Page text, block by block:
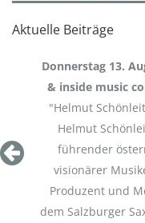
Aktuelle Beiträge
Donnerstag 13.
& inside music
"Helmut
Helmut
führender
visionärer
Produzent und
dem Salzburger